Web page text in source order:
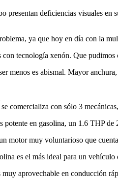
presentan deficiencias visuales
ya que hoy en día con la
con tecnología xenón. Que
menos es abismal. Mayor
comercializa con sólo 3
potente en gasolina, un 1.6 THP
motor muy voluntarioso que
es el más ideal para un
aprovechable en conducción